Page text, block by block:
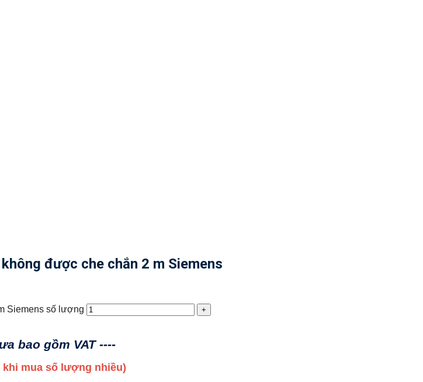
được che chắn 2 m Siemens
Siemens số lượng
bao gồm VAT ----
mua số lượng nhiều)